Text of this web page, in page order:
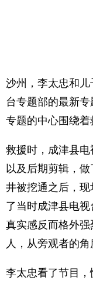
沙州，李太忠和
台专题部的最新专
专题的中心围绕着
救援时，成津县
以及后期剪辑，
井被挖通之后，
了当时成津县电视
真实感反而格外
人，从旁观者的角
李太忠看了节目